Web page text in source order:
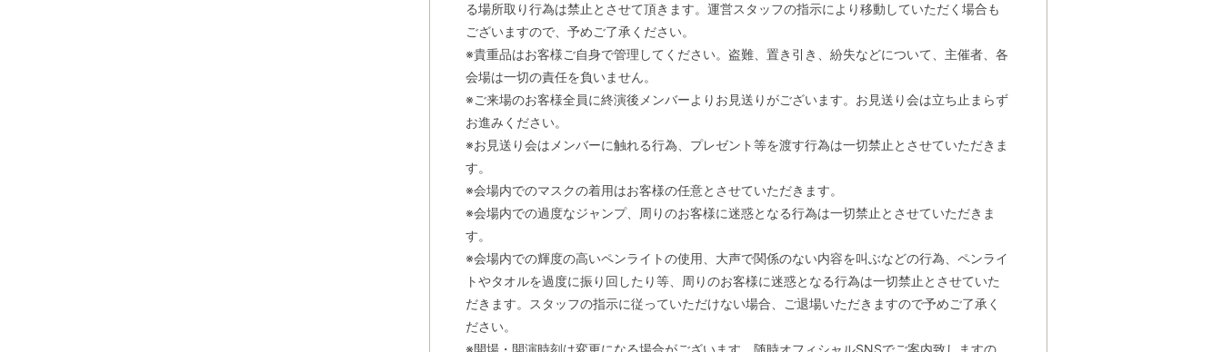
る場所取り行為は禁止とさせて頂きます。運営スタッフの指示により移動していただく場合も
ございますので、予めご了承ください。
※貴重品はお客様ご自身で管理してください。盗難、置き引き、紛失などについて、主催者、各
会場は一切の責任を負いません。
※ご来場のお客様全員に終演後メンバーよりお見送りがございます。お見送り会は立ち止まらず
お進みください。
※お見送り会はメンバーに触れる行為、プレゼント等を渡す行為は一切禁止とさせていただきま
す。
※会場内でのマスクの着用はお客様の任意とさせていただきます。
※会場内での過度なジャンプ、周りのお客様に迷惑となる行為は一切禁止とさせていただきま
す。
※会場内での輝度の高いペンライトの使用、大声で関係のない内容を叫ぶなどの行為、ペンライ
トやタオルを過度に振り回したり等、周りのお客様に迷惑となる行為は一切禁止とさせていた
だきます。スタッフの指示に従っていただけない場合、ご退場いただきますので予めご了承く
ださい。
※開場・開演時刻は変更になる場合がございます。随時オフィシャルSNSでご案内致しますの